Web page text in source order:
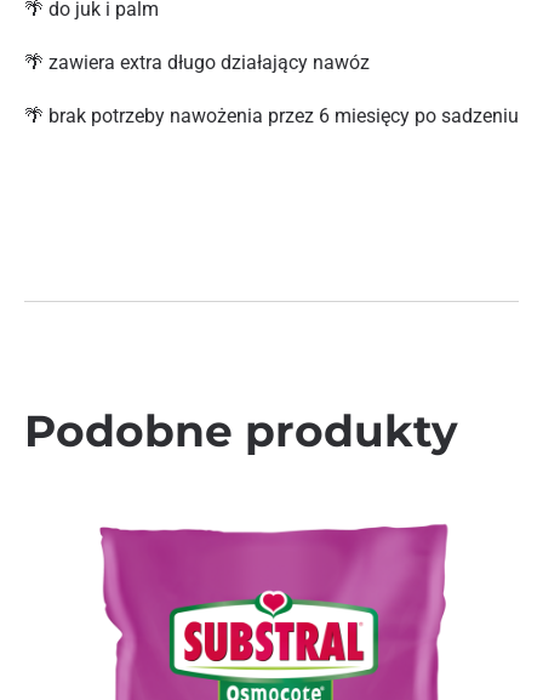
🌴 do juk i palm
🌴 zawiera extra długo działający nawóz
🌴 brak potrzeby nawożenia przez 6 miesięcy po sadzeniu
Podobne produkty